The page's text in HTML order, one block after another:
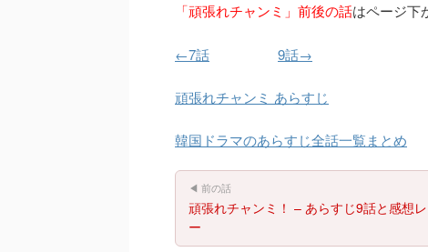
「頑張れチャンミ」前後の話はページ
←7話 9話→
頑張れチャンミ あらすじ
韓国ドラマのあらすじ全話一覧まとめ
◀ 前の話
頑張れチャンミ！ – あらすじ9話と感想
ー